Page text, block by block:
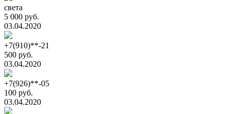
света
5 000 руб.
03.04.2020
+7(910)**-21
500 руб.
03.04.2020
+7(926)**-05
100 руб.
03.04.2020